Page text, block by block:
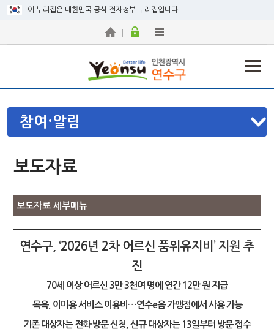
이 누리집은 대한민국 공식 전자정부 누리집입니다.
참여·알림
보도자료
보도자료 세부메뉴
연수구, ‘2026년 2차 어르신 품위유지비’ 지원 추
진
70세 이상 어르신 3만 3천여 명에 연간 12만 원 지급
목욕, 이미용 서비스 이용비…연수e음 가맹점에서 사용 가능
기존 대상자는 전화·방문 신청, 신규 대상자는 13일부터 방문 접수